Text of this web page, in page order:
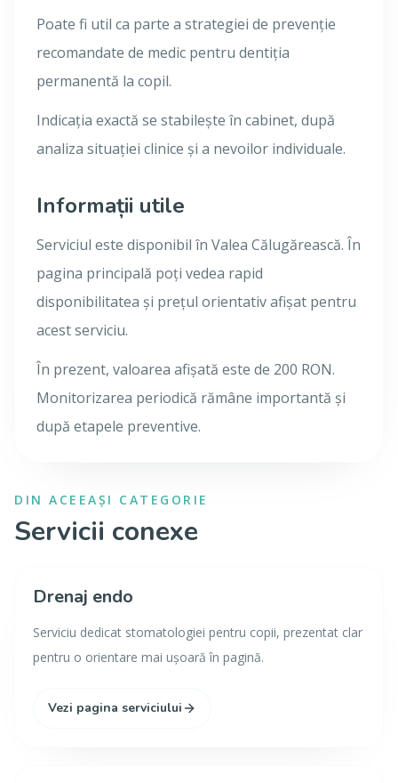
Poate fi util ca parte a strategiei de prevenție
recomandate de medic pentru dentiția
permanentă la copil.
Indicația exactă se stabilește în cabinet, după
analiza situației clinice și a nevoilor individuale.
Informații utile
Serviciul este disponibil în Valea Călugărească. În
pagina principală poți vedea rapid
disponibilitatea și prețul orientativ afișat pentru
acest serviciu.
În prezent, valoarea afișată este de 200 RON.
Monitorizarea periodică rămâne importantă și
după etapele preventive.
DIN ACEEAȘI CATEGORIE
Servicii conexe
Drenaj endo
Serviciu dedicat stomatologiei pentru copii, prezentat clar
pentru o orientare mai ușoară în pagină.
Vezi pagina serviciului